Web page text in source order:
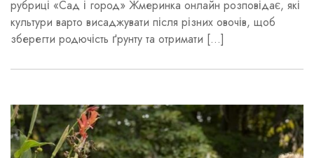
рубриці «Сад і город» Жмеринка онлайн розповідає, які
культури варто висаджувати після різних овочів, щоб
зберегти родючість ґрунту та отримати […]